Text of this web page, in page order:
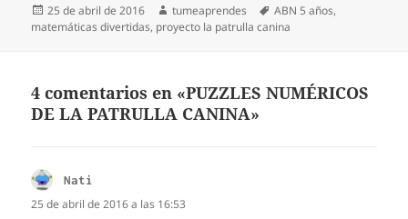
Publicado
el
25 de abril de 2016 Autor
tumeaprendes Etiquetas
ABN 5 años,
matemáticas divertidas, proyecto la patrulla canina
4 comentarios en «PUZZLES NUMÉRICOS
DE LA PATRULLA CANINA»
Nati
25 de abril de 2016 a las 16:53